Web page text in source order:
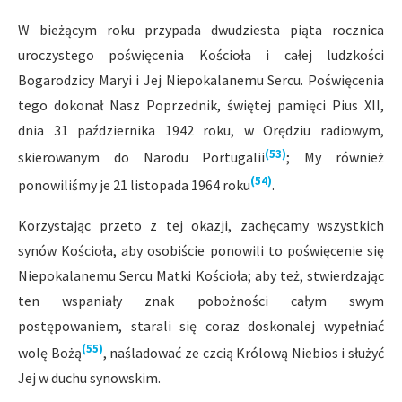
W bieżącym roku przypada dwudziesta piąta rocznica
uroczystego poświęcenia Kościoła i całej ludzkości
Bogarodzicy Maryi i Jej Niepokalanemu Sercu. Poświęcenia
tego dokonał Nasz Poprzednik, świętej pamięci Pius XII,
dnia 31 października 1942 roku, w Orędziu radiowym,
skierowanym do Narodu Portugalii(53); My również
ponowiliśmy je 21 listopada 1964 roku(54).
Korzystając przeto z tej okazji, zachęcamy wszystkich
synów Kościoła, aby osobiście ponowili to poświęcenie się
Niepokalanemu Sercu Matki Kościoła; aby też, stwierdzając
ten wspaniały znak pobożności całym swym
postępowaniem, starali się coraz doskonalej wypełniać
wolę Bożą(55), naśladować ze czcią Królową Niebios i służyć
Jej w duchu synowskim.